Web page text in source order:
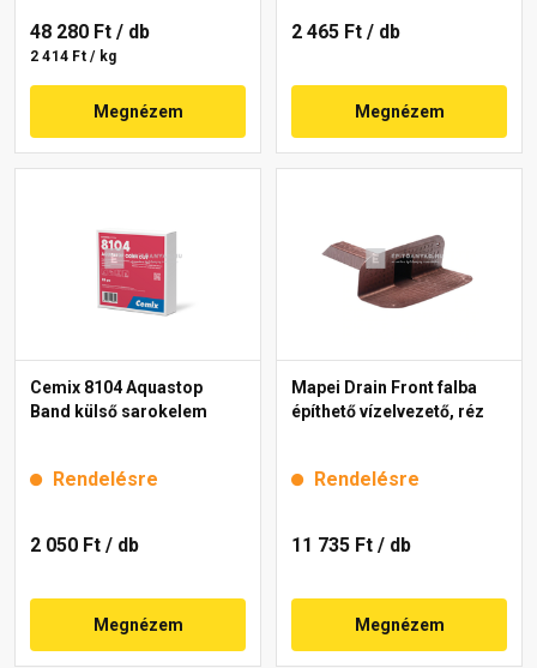
48 280 Ft / db
2 414 Ft / kg
Megnézem
2 465 Ft / db
Megnézem
Cemix 8104 Aquastop
Band külső sarokelem
Rendelésre
2 050 Ft / db
Megnézem
Mapei Drain Front falba
építhető vízelvezető, réz
Rendelésre
11 735 Ft / db
Megnézem